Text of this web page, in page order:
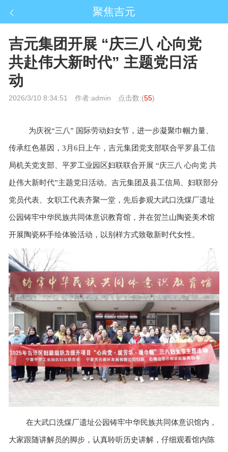
聚焦吉元
吉元集团开展 “庆三八 心向党
共赴伟大新时代” 主题党日活
动
2026/3/10 8:34:51 作者:admin 点击数:(55)
为庆祝“三八” 国际劳动妇女节，进一步凝聚巾帼力量、
传承红色基因，3月6日上午，吉元集团党支部联合平罗县工信
局机关党支部、平罗工业园区妇联联合开展 “庆三八 心向党 共
赴伟大新时代”主题党日活动。吉元集团及县工信局、妇联部分
党员代表、女职工代表齐聚一堂，先后参观大武口洗煤厂遗址
公园铸牢中华民族共同体意识教育馆，并在贺兰山陶瓷美术馆
开展陶瓷杯手绘体验活动，以别样方式致敬新时代女性。
在大武口洗煤厂遗址公园铸牢中华民族共同体意识馆内，
大家跟随讲解员的脚步，认真聆听历史讲解，仔细观看馆内陈